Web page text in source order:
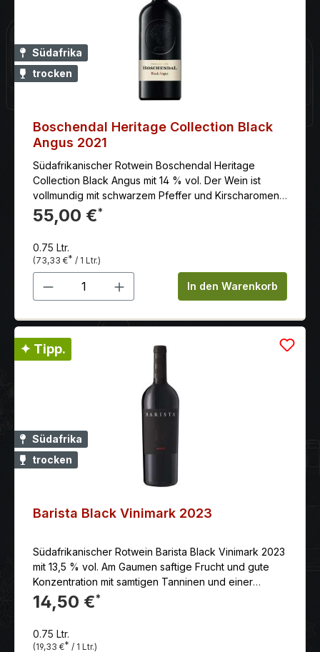
Südafrika
trocken
Boschendal Heritage Collection Black
Angus 2021
Südafrikanischer Rotwein Boschendal Heritage
Collection Black Angus mit 14 % vol. Der Wein ist
vollmundig mit schwarzem Pfeffer und Kirscharomen
in der Nase und einem reichen und komplexen
Gaumen.
55,00 €*
0.75 Ltr.
(73,33 €* / 1 Ltr.)
Produkt Anzahl: Gib denIn den Warenkorb
✦ Tipp.
Südafrika
trocken
Barista Black Vinimark 2023
Südafrikanischer Rotwein Barista Black Vinimark 2023
mit 13,5 % vol. Am Gaumen saftige Frucht und gute
Konzentration mit samtigen Tanninen und einer
gewissen Eichenholznote. Der Abgang ist lang,
geschmeidig und angenehm trocken.
14,50 €*
0.75 Ltr.
(19,33 €* / 1 Ltr.)